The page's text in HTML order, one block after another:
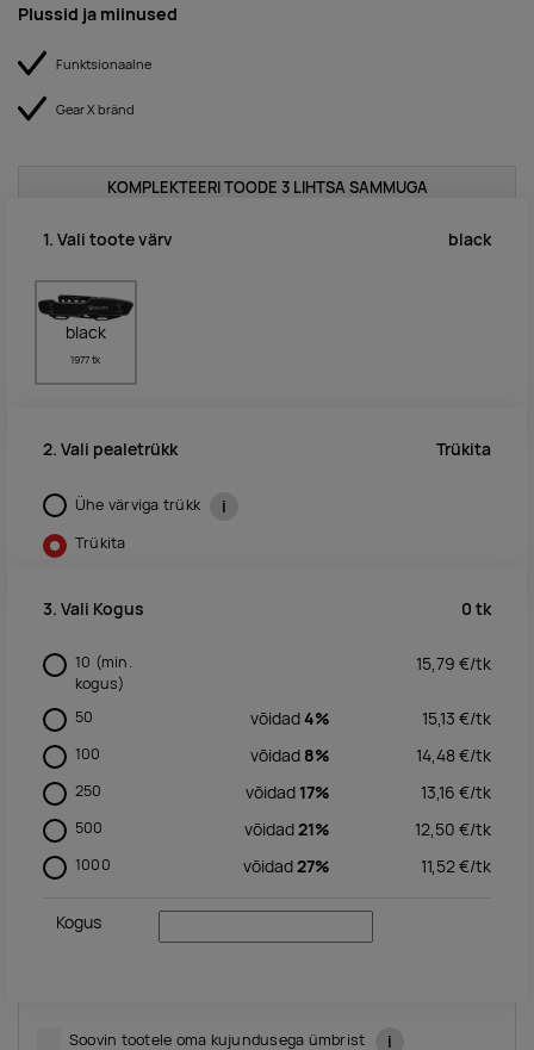
Plussid ja miinused
Funktsionaalne
Gear X bränd
KOMPLEKTEERI TOODE 3 LIHTSA SAMMUGA
1. Vali toote värv black
black
1977 tk
2. Vali pealetrükk Trükita
Ühe värviga trükk i
Trükita
3. Vali Kogus 0 tk
10 (min.
kogus)
15,79 €/tk
50 võidad4% 15,13 €/tk
100 võidad 8% 14,48€/tk
250 võidad 17% 13,16 €/tk
500 võidad 21% 12,50 €/tk
1000 võidad 27% 11,52€/tk
Kogus
Soovin tootele oma kujundusega ümbrist i